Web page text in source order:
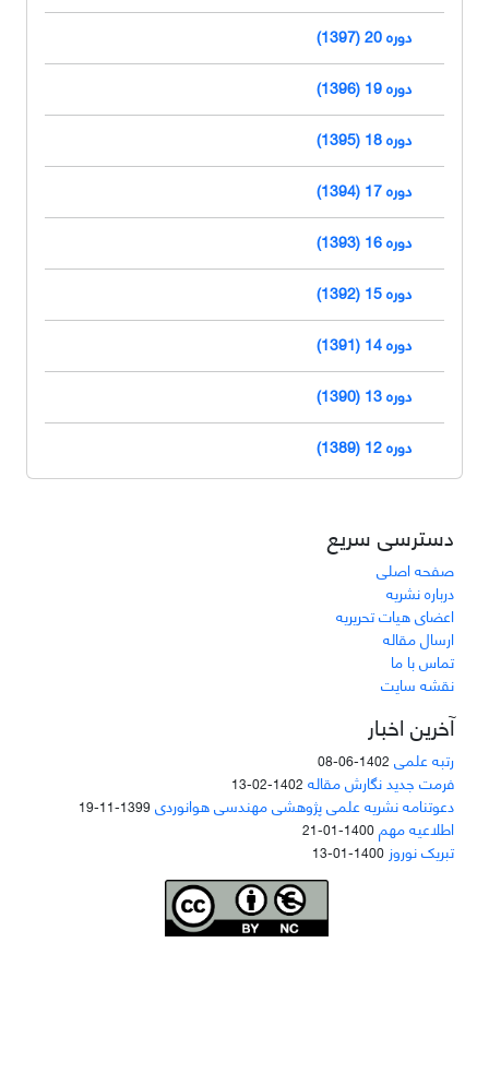
دوره 20 (1397)
دوره 19 (1396)
دوره 18 (1395)
دوره 17 (1394)
دوره 16 (1393)
دوره 15 (1392)
دوره 14 (1391)
دوره 13 (1390)
دوره 12 (1389)
دسترسی سریع
صفحه اصلی
درباره نشریه
اعضای هیات تحریریه
ارسال مقاله
تماس با ما
نقشه سایت
آخرین اخبار
رتبه علمی 1402-06-08
فرمت جدید نگارش مقاله 1402-02-13
دعوتنامه نشریه علمی پژوهشی مهندسی هوانوردی1399-11-19
اطلاعیه مهم1400-01-21
تبریک نوروز 1400-01-13